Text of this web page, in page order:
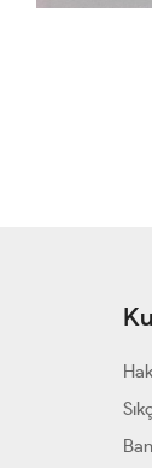
Lavin 4’lü